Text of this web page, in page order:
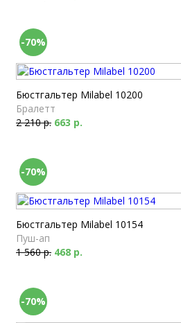
-70%
Бюстгальтер Milabel 10200
Бралетт
2 210 р. 663 р.
-70%
Бюстгальтер Milabel 10154
Пуш-ап
1 560 р. 468 р.
-70%